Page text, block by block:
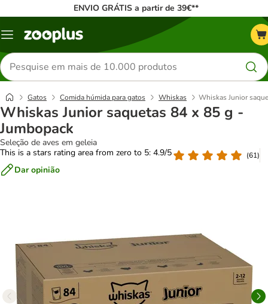
ENVIO GRÁTIS a partir de 39€**
Menu
Pesquisar
produtos
Gatos Comida húmida para gatos Whiskas Whiskas Junior
Whiskas Junior saquetas 84 x 85 g -
Jumbopack
Seleção de aves em geleia
This is a stars rating area from zero to 5: 4.9/5
(61)
Dar opinião